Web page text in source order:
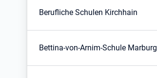
Berufliche Schulen Kirchhain
Bettina-von-Arnim-Schule Marburg